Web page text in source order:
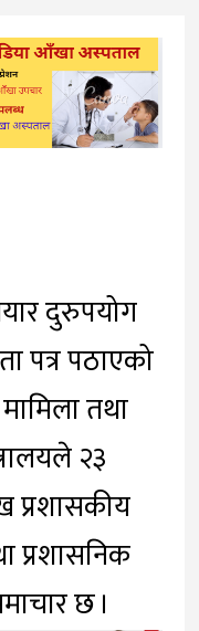
दुरुपयोग
पत्र पठाएको
तथा
२३
प्रशासकीय
प्रशासनिक
छ ।